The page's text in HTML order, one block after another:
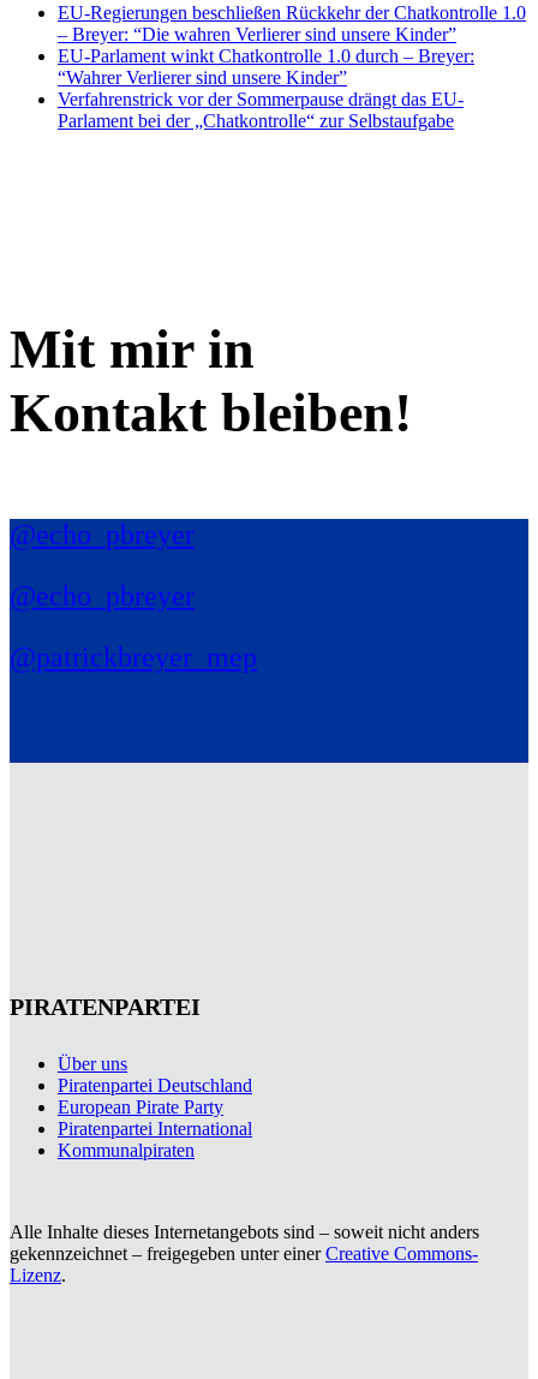
EU-Regierungen beschließen Rückkehr der Chatkontrolle 1.0
– Breyer: “Die wahren Verlierer sind unsere Kinder”
EU-Parlament winkt Chatkontrolle 1.0 durch – Breyer:
“Wahrer Verlierer sind unsere Kinder”
Verfahrenstrick vor der Sommerpause drängt das EU-
Parlament bei der „Chatkontrolle“ zur Selbstaufgabe
Mit mir in
Kontakt bleiben!
@echo_pbreyer
@echo_pbreyer
@patrickbreyer_mep
PIRATENPARTEI
Über uns
Piratenpartei Deutschland
European Pirate Party
Piratenpartei International
Kommunalpiraten
Alle Inhalte dieses Internetangebots sind – soweit nicht anders
gekennzeichnet – freigegeben unter einerCreative Commons-
Lizenz.